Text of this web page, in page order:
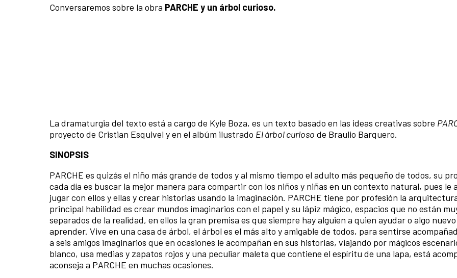
Conversaremos sobre la obra PARCHE y un árbol curioso.
La dramaturgia del texto está a cargo de Kyle Boza, es un texto basado en las ideas creativas sobre
proyecto de Cristian Esquivel y en el albúm ilustrado El árbol curioso de Braulio Barquero.
SINOPSIS
PARCHE es quizás el niño más grande de todos y al mismo tiempo el adulto más pequeño de todos, su
cada día es buscar la mejor manera para compartir con los niños y niñas en un contexto natural, pues le
jugar con ellos y ellas y crear historias usando la imaginación. PARCHE tiene por profesión la
principal habilidad es crear mundos imaginarios con el papel y su lápiz mágico, espacios que no están
separados de la realidad, en ellos la gran premisa es que siempre hay alguien a quien ayudar o algo
aprender. Vive en una casa de árbol, el árbol es el más alto y amigable de todos, para sentirse
a seis amigos imaginarios que en ocasiones le acompañan en sus historias, viajando por mágicos
blanco, usa medias y zapatos rojos y una peculiar maleta que contiene el espíritu de una lapa, está
aconseja a PARCHE en muchas ocasiones.